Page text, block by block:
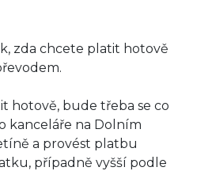
zda chcete platit hotově
hotově, bude třeba se co
kanceláře na Dolním
a provést platbu
případně vyšší podle